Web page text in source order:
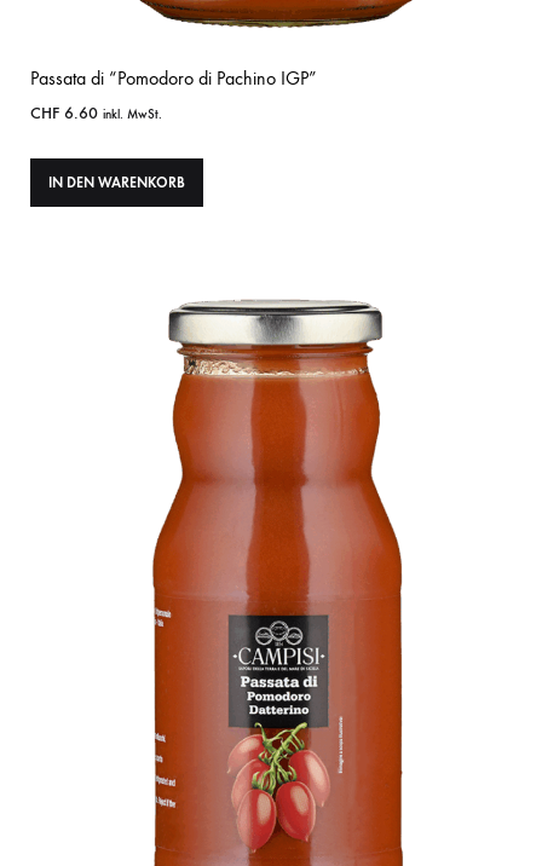
Passata di “Pomodoro di Pachino IGP”
CHF 6.60 inkl. MwSt.
IN DEN WARENKORB